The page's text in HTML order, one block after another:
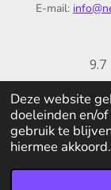
Deze website
doeleinden en/
gebruik te
hiermee akkoord.
E-mail:
9.7
© 2026 New